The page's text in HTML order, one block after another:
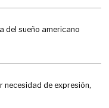
del sueño americano
necesidad de expresión,